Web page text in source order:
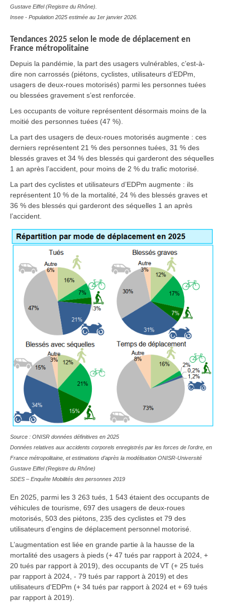
Gustave Eiffel (Registre du Rhône).
Insee - Population 2025 estimée au 1er janvier 2026.
Tendances 2025 selon le mode de déplacement en
France métropolitaine
Depuis la pandémie, la part des usagers vulnérables, c’est-à-
dire non carrossés (piétons, cyclistes, utilisateurs d’EDPm,
usagers de deux-roues motorisés) parmi les personnes tuées
ou blessées gravement s’est renforcée.
Les occupants de voiture représentent désormais moins de la
moitié des personnes tuées (47 %).
La part des usagers de deux-roues motorisés augmente : ces
derniers représentent 21 % des personnes tuées, 31 % des
blessés graves et 34 % des blessés qui garderont des séquelles
1 an après l’accident, pour moins de 2 % du trafic motorisé.
La part des cyclistes et utilisateurs d’EDPm augmente : ils
représentent 10 % de la mortalité, 24 % des blessés graves et
36 % des blessés qui garderont des séquelles 1 an après
l’accident.
Source : ONISR données définitives en 2025
Données relatives aux accidents corporels enregistrés par les forces de l'ordre, en
France métropolitaine, et estimations d’après la modélisation ONISR-Université
Gustave Eiffel (Registre du Rhône)
SDES – Enquête Mobilités des personnes 2019
En 2025, parmi les 3 263 tués, 1 543 étaient des occupants de
véhicules de tourisme, 697 des usagers de deux-roues
motorisés, 503 des piétons, 235 des cyclistes et 79 des
utilisateurs d’engins de déplacement personnel motorisé.
L’augmentation est liée en grande partie à la hausse de la
mortalité des usagers à pieds (+ 47 tués par rapport à 2024, +
20 tués par rapport à 2019), des occupants de VT (+ 25 tués
par rapport à 2024, - 79 tués par rapport à 2019) et des
utilisateurs d'EDPm (+ 34 tués par rapport à 2024 et + 69 tués
par rapport à 2019).